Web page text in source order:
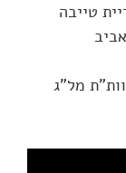
טייבה
מל"ג